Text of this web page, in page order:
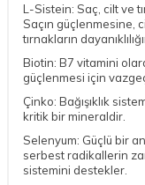
L-Sistein: Saç, cilt ve
Saçın güçlenmesine,
tırnakların
Biotin: B7 vitamini
güçlenmesi için
Çinko: Bağışıklık
kritik bir mineraldir.
Selenyum: Güçlü bir
serbest radikallerin
sistemini destekler.